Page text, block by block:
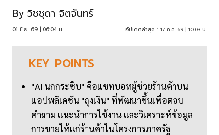
By วิชชุดา จิตจันทร์
01 มิ.ย. 69 | 06:04 น. อัปเดตล่าสุด : 17 ก.ค. 69 | 10:03 น.
KEY POINTS
"AI นกกระซิบ" คือแชทบอทผู้ช่วยร้านค้าบน
แอปพลิเคชัน "ถุงเงิน" ที่พัฒนาขึ้นเพื่อตอบ
คำถาม แนะนำการใช้งาน และวิเคราะห์ข้อมูล
การขายให้แก่ร้านค้าในโครงการภาครัฐ